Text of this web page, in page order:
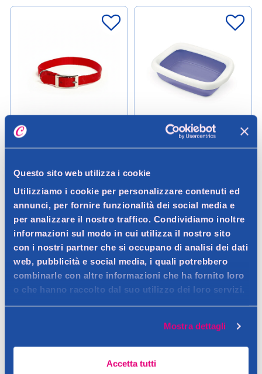
Questo sito web utilizza i cookie
Utilizziamo i cookie per personalizzare contenuti ed
annunci, per fornire funzionalità dei social media e
per analizzare il nostro traffico. Condividiamo inoltre
informazioni sul modo in cui utilizza il nostro sito
con i nostri partner che si occupano di analisi dei dati
web, pubblicità e social media, i quali potrebbero
combinarle con altre informazioni che ha fornito loro
o che hanno raccolto dal suo utilizzo dei loro servizi.
Mostra dettagli
Accetta tutti
PetUp
Petup Collare Nylon Rosso 12 x
5,35 €
Aggiungi
Help
Verifica disp. in negozio
Petup Toilette aperta Birba
12,90 €
Aggiungi
Help
Verifica disp. in negozio